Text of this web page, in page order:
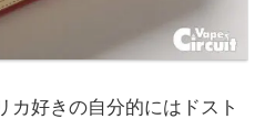
カ好きの自分的にはドスト